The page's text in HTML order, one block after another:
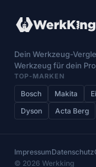
Dein Werkzeug-
Werkzeug für dein
TOP-MARKEN
Bosch Makita
Dyson
Acta Berg
ImpressumDatenschutz
© 2026 Werkking